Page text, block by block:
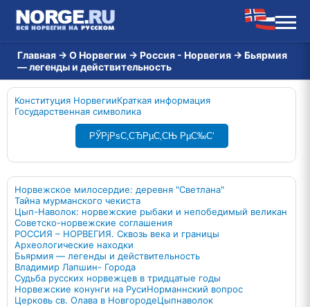
Главная → О Норвегии → Россия - Норвегия → Бьярмия
— легенды и действительность
Конституция НорвегииКраткая информация
Государственная символика
РЎРјРѕС‚СЂРµС‚СЊ РµС‰С‘
Норвежское милосердие: деревня "Светлана"
Тайна мурманского чекиста
Цып-Наволок: норвежские рыбаки и непобедимый великан
Советско-норвежские соглашения
РОССИЯ – НОРВЕГИЯ. Сквозь века и границы
Археологические находки
Бьярмия — легенды и действительность
Владимир Лапшин- Города
Судьба русских норвежцев в тридцатые годы
Норвежские конунги на РусиНорманнский вопрос
Церковь св. Олава в НовгородеЦыпнаволок